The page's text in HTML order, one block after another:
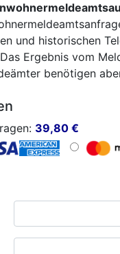
und historischen
Ergebnis vom
benötigen
39,80 €